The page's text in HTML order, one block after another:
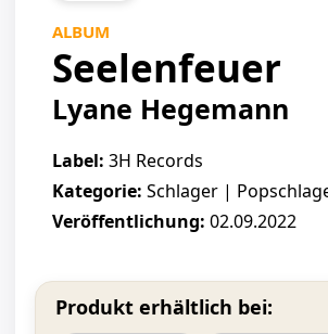
ALBUM
Seelenfeuer
Lyane Hegemann
Label: 3H Records
Kategorie: Schlager |
Veröffentlichung: 02.09.2022
Produkt erhältlich bei: